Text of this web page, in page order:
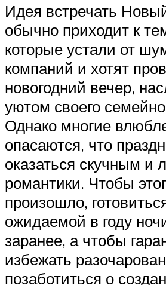
Идея встречать
обычно приходит к
которые устали от
компаний и хотят
новогодний вечер,
уютом своего
Однако многие
опасаются, что
оказаться скучным и
романтики. Чтобы
произошло,
ожидаемой в году
заранее, а чтобы
избежать
позаботиться о